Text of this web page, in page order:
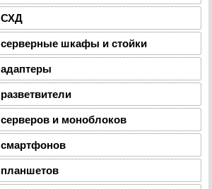
СХД
серверные шкафы и стойки
адаптеры
разветвители
серверов и моноблоков
смартфонов
планшетов